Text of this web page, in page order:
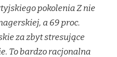
pokolenia Z nie
a 69 proc.
za zbyt stresujące
To bardzo racjonalna